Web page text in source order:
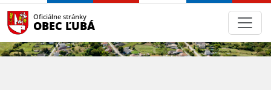
Oficiálne stránky
OBEC ĽUBÁ